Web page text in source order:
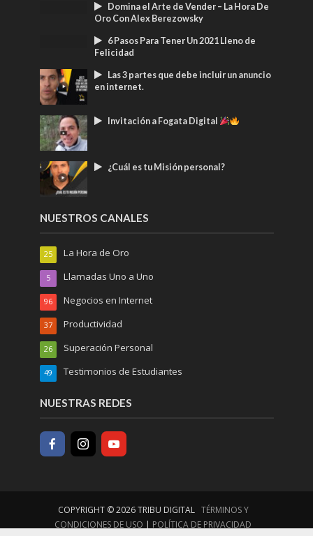
Domina el Arte de Vender – La Hora De
Oro Con Alex Berezowsky
6 Pasos Para Tener Un 2021 Lleno de
Felicidad
Las 3 partes que debe incluir un anuncio
en internet.
Invitación a Fogata Digital
¿Cuál es tu Misión personal?
NUESTROS CANALES
La Hora de Oro
25
Llamadas Uno a Uno
5
Negocios en Internet
96
Productividad
37
Superación Personal
26
Testimonios de Estudiantes
49
NUESTRAS REDES
COPYRIGHT © 2026 TRIBU DIGITAL TÉRMINOS Y
CONDICIONES DE USO | POLÍTICA DE PRIVACIDAD